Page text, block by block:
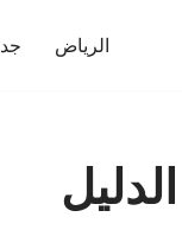
الرياض